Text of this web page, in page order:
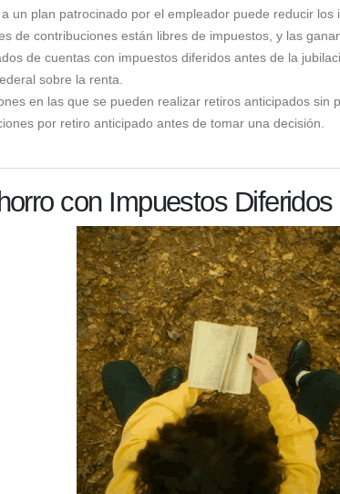
un plan patrocinado por el empleador puede reducir los
de contribuciones están libres de impuestos, y las
de cuentas con impuestos diferidos antes de la
sobre la renta.
en las que se pueden realizar retiros anticipados sin
por retiro anticipado antes de tomar una decisión.
con Impuestos Diferidos